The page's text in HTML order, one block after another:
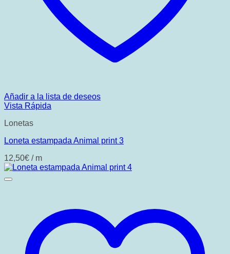
Añadir a la lista de deseos
Vista Rápida
Lonetas
Loneta estampada Animal print 3
12,50€ / m